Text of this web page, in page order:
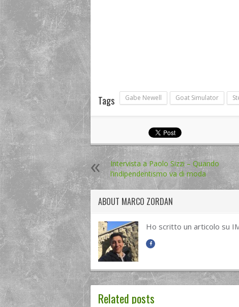
Tags Gabe Newell Goat Simulator
Intervista a Paolo Sizzi – Quando
l’indipendentismo va di moda
ABOUT MARCO ZORDAN
Ho scritto un articolo su
Related posts